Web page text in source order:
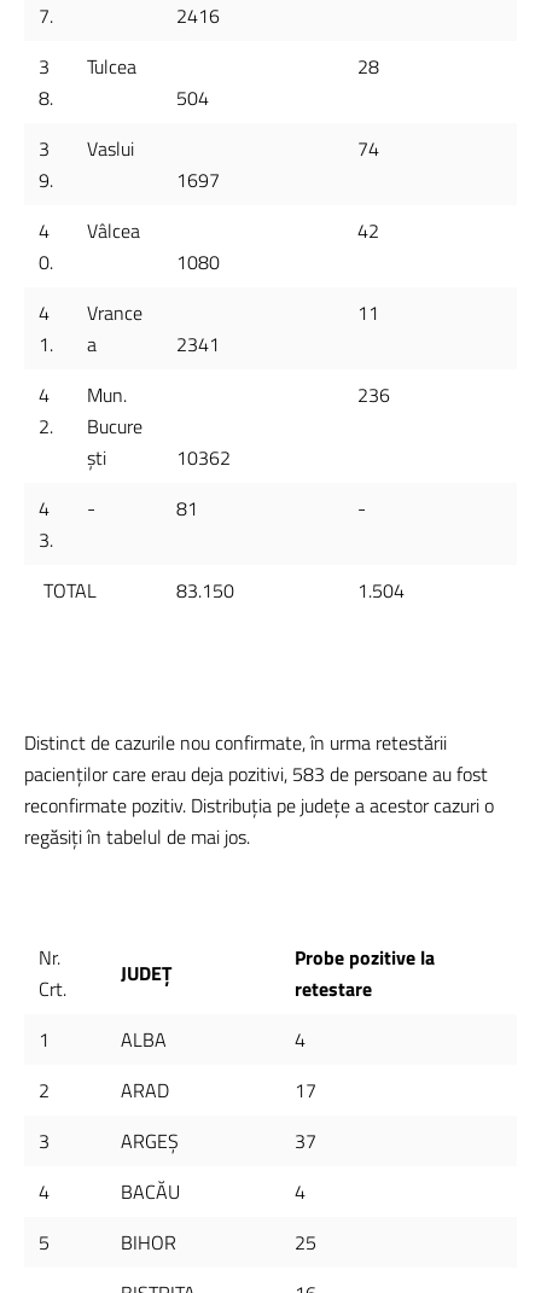
7.
2416
3
8.
Tulcea
504
28
3
9.
Vaslui
1697
74
4
0.
Vâlcea
1080
42
4
1.
Vrance
a
2341
11
4
2.
Mun.
Bucure
ști
10362
236
4
3.
- 81 -
TOTAL 83.150 1.504
Distinct de cazurile nou confirmate, în urma retestării
pacienților care erau deja pozitivi, 583 de persoane au fost
reconfirmate pozitiv. Distribuția pe județe a acestor cazuri o
regăsiți în tabelul de mai jos.
Nr.
Crt.
JUDEȚ
Probe pozitive la
retestare
1
ALBA
4
2
ARAD
17
3
ARGEŞ
37
4
BACĂU
4
5
BIHOR 25